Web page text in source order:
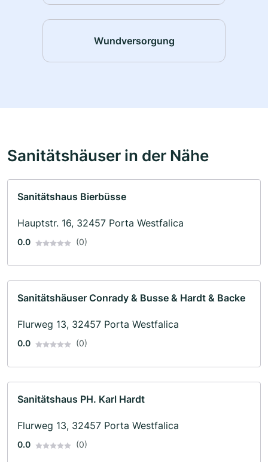
Wundversorgung
Sanitätshäuser in der Nähe
Sanitätshaus Bierbüsse
Hauptstr. 16, 32457 Porta Westfalica
0.0 (0)
Sanitätshäuser Conrady & Busse & Hardt & Backe
Flurweg 13, 32457 Porta Westfalica
0.0 (0)
Sanitätshaus PH. Karl Hardt
Flurweg 13, 32457 Porta Westfalica
0.0 (0)